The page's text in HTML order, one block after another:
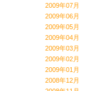
2009年07月
2009年06月
2009年05月
2009年04月
2009年03月
2009年02月
2009年01月
2008年12月